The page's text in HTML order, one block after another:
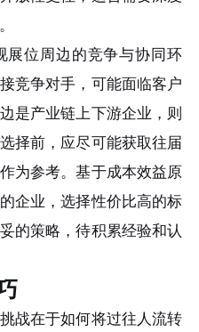
位周边的竞争与协同环
竞争对手，可能面临客户
是产业链上下游企业，则
择前，应尽可能获取往届
为参考。基于成本效益原
企业，选择性价比高的标
的策略，待积累经验和认
在于如何将过往人流转